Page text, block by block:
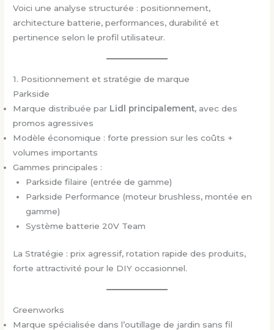
Voici une analyse structurée : positionnement,
architecture batterie, performances, durabilité et
pertinence selon le profil utilisateur.
1. Positionnement et stratégie de marque
Parkside
Marque distribuée par Lidl principalement, avec des
promos agressives
Modèle économique : forte pression sur les coûts +
volumes importants
Gammes principales :
Parkside filaire (entrée de gamme)
Parkside Performance (moteur brushless, montée en
gamme)
Système batterie 20V Team
La Stratégie : prix agressif, rotation rapide des produits,
forte attractivité pour le DIY occasionnel.
Greenworks
Marque spécialisée dans l’outillage de jardin sans fil